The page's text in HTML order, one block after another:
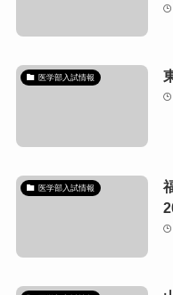
医学部入試情報
医学部入試情報